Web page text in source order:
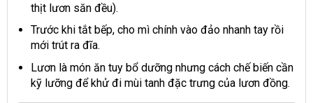
thịt lươn săn đều).
Trước khi tắt bếp, cho mì chính vào đảo nhanh tay rồi
mới trút ra đĩa.
Lươn là món ăn tuy bổ dưỡng nhưng cách chế biến cần
kỹ lưỡng để khử đi mùi tanh đặc trưng của lươn đồng.